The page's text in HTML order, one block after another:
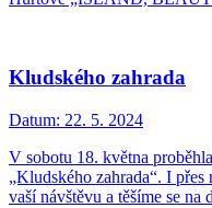
Kludského zahrada
Datum: 22. 5. 2024
V sobotu 18. května
„Kludského zahrada“. I
vaší návštěvu a těšíme se na